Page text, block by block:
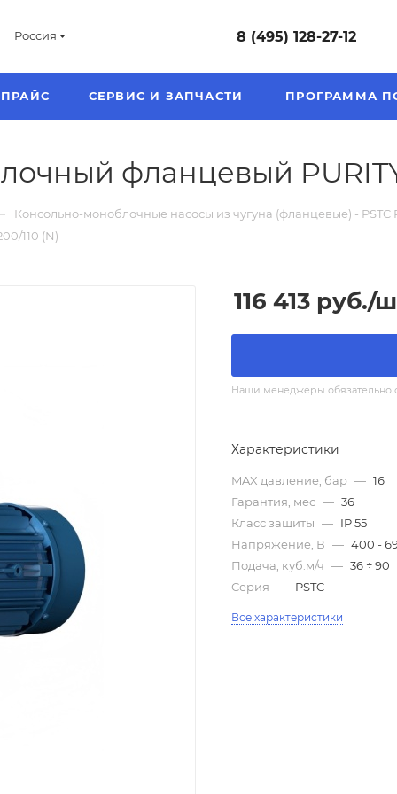
Россия 8 (495) 128-27-12
ПРАЙС СЕРВИС И ЗАПЧАСТИ ПРОГРАММА
фланцевый
Консольно-моноблочные насосы из чугуна (фланцевые) - PSTC
110 (N)
116 413 руб./
Наши менеджеры обязательно
Характеристики
MAX давление, бар — 16
Гарантия, мес — 36
Класс защиты — IP 55
Напряжение, В — 400 -
Подача, куб.м/ч — 36 ÷ 90
Серия — PSTC
Все характеристики